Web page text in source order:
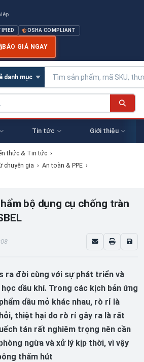
OSHA COMPLIANT
BÁO GIÁ NGAY
Tin tức Giới thiệu
thức & Tin tức ›
chuyên gia › An toàn & PPE ›
bộ dụng cụ chống tràn
ra đời cùng với sự phát triển và
dầu khí. Trong các kịch bản ứng
dầu mỏ khác nhau, rò rỉ là
thiệt hại do rò rỉ gây ra là rất
tán rất nghiêm trọng nên cần
ngừa và xử lý kịp thời, vì vậy
thấm hút